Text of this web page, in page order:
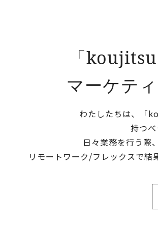
「
マーケテ
わたしたちは、「
持つべ
日々業務を行う際
リモートワーク/フレックスで結